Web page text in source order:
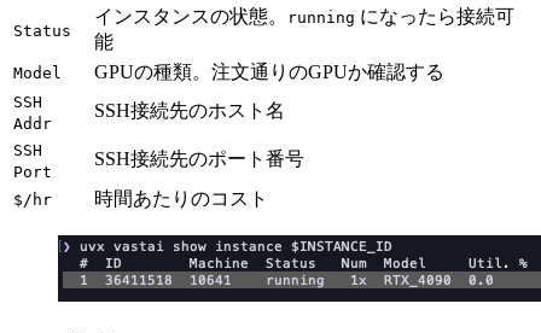
Status
インスタンスの状態。 running になったら接続可
能
Model GPUの種類。注文通りのGPUか確認する
SSH
Addr
SSH接続先のホスト名
SSH
Port
SSH接続先のポート番号
$/hr 時間あたりのコスト